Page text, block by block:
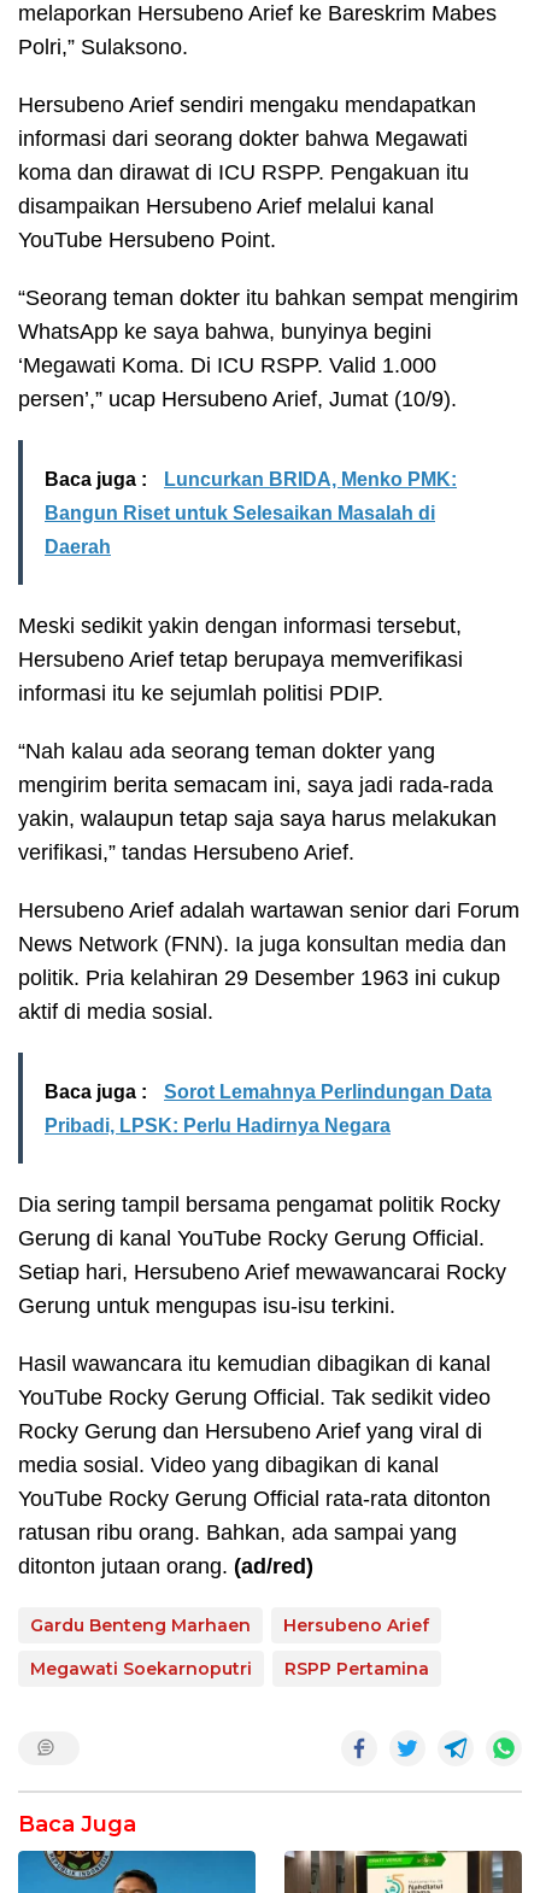
melaporkan Hersubeno Arief ke Bareskrim Mabes
Polri,” Sulaksono.
Hersubeno Arief sendiri mengaku mendapatkan
informasi dari seorang dokter bahwa Megawati
koma dan dirawat di ICU RSPP. Pengakuan itu
disampaikan Hersubeno Arief melalui kanal
YouTube Hersubeno Point.
“Seorang teman dokter itu bahkan sempat mengirim
WhatsApp ke saya bahwa, bunyinya begini
‘Megawati Koma. Di ICU RSPP. Valid 1.000
persen’,” ucap Hersubeno Arief, Jumat (10/9).
Baca juga :
Luncurkan BRIDA, Menko PMK:
Bangun Riset untuk Selesaikan Masalah di
Daerah
Meski sedikit yakin dengan informasi tersebut,
Hersubeno Arief tetap berupaya memverifikasi
informasi itu ke sejumlah politisi PDIP.
“Nah kalau ada seorang teman dokter yang
mengirim berita semacam ini, saya jadi rada-rada
yakin, walaupun tetap saja saya harus melakukan
verifikasi,” tandas Hersubeno Arief.
Hersubeno Arief adalah wartawan senior dari Forum
News Network (FNN). Ia juga konsultan media dan
politik. Pria kelahiran 29 Desember 1963 ini cukup
aktif di media sosial.
Baca juga :
Sorot Lemahnya Perlindungan Data
Pribadi, LPSK: Perlu Hadirnya Negara
Dia sering tampil bersama pengamat politik Rocky
Gerung di kanal YouTube Rocky Gerung Official.
Setiap hari, Hersubeno Arief mewawancarai Rocky
Gerung untuk mengupas isu-isu terkini.
Hasil wawancara itu kemudian dibagikan di kanal
YouTube Rocky Gerung Official. Tak sedikit video
Rocky Gerung dan Hersubeno Arief yang viral di
media sosial. Video yang dibagikan di kanal
YouTube Rocky Gerung Official rata-rata ditonton
ratusan ribu orang. Bahkan, ada sampai yang
ditonton jutaan orang. (ad/red)
Gardu Benteng Marhaen
Hersubeno Arief
Megawati Soekarnoputri
RSPP Pertamina
Baca Juga